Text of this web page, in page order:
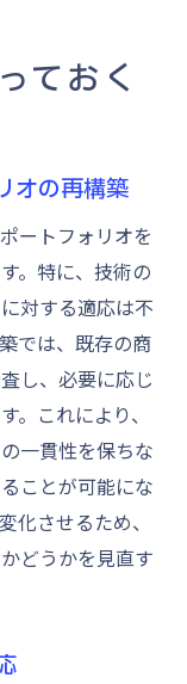
ておく
オの再構築
ートフォリオを
。特に、技術の
対する適応は不
では、既存の商
し、必要に応じ
。これにより、
一貫性を保ちな
ことが可能にな
化させるため、
どうかを見直す